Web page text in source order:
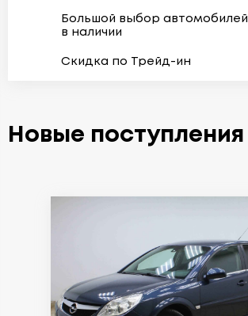
Большой выбор автомобилей
в наличии
Скидка по Трейд-ин
Новые поступления